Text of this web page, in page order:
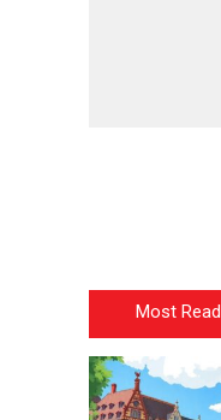
Most Read